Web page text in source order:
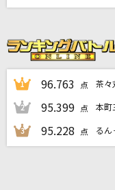
カラ
1 96.763 点 茶々
2 95.399 点 本町
3 95.228 点 るん